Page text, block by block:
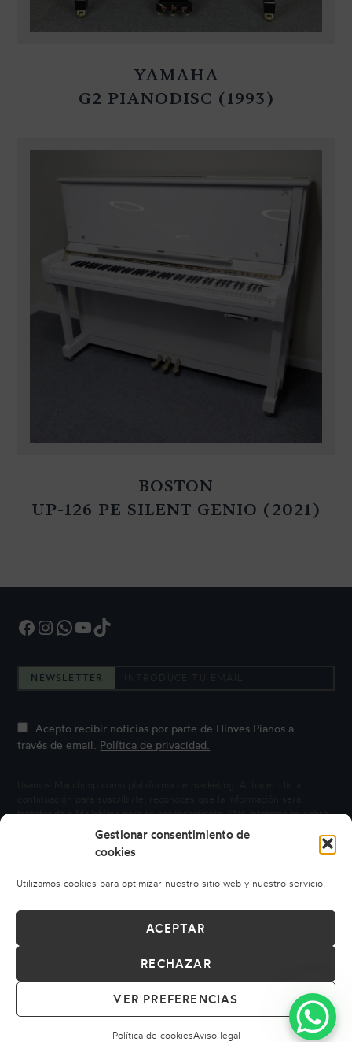
Gestionar consentimiento de
cookies
Utilizamos cookies para optimizar nuestro sitio web y nuestro servicio.
ACEPTAR
RECHAZAR
VER PREFERENCIAS
Política de cookiesAviso legal
YAMAHA
G2 PIANODISC (1993)
BOSTON
UP-126 PE SILENT GENIO (2021)
Facebook InstagramWhatsApp YouTube TikTok
NEWSLETTER
Acepto recibir noticias por parte de Hinves Pianos a
través de email. Política de privacidad.
transferida a Mailchimp para su procesamiento.Más información sobre
la privacidad de Mailchimp.
© 2026 HINVES PIANOS
CONDICIONES DE COMPRACÓDIGO ÉTICO
DERECHO DE DESISTIMIENTO